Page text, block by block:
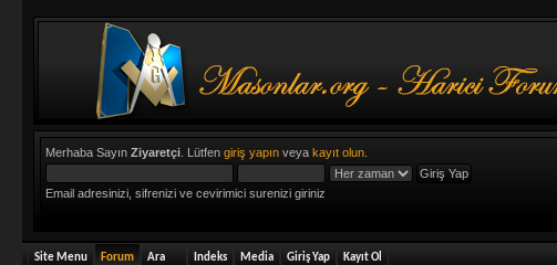
Merhaba SayınZiyaretçi . Lütfengiriş yapın veyakayıt olun
Email adresinizi, sifrenizi ve cevirimici surenizi giriniz
Site Menu Forum Ara Indeks Media Giriş Yap Kayıt Ol